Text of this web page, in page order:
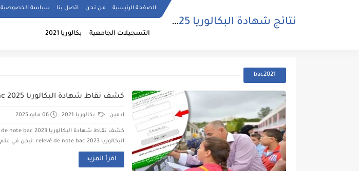
الصفحة الرئيسية من نحن اتصل بنا سياسة الخصوصية
نتائج شهادة البكالوريا 2025 | bac.onec.dz
التسجيلات الجامعية بكالوريا 2021
bac2021
كشف نقاط شهادة البكالوريا 2025 relevé de note bac
ادمين بكالوريا 2021 06 مايو 2025
البكالوريا 2023 relevé de note bac ليكن في علم جميع المترشحين في ام...
اقرأ المزيد